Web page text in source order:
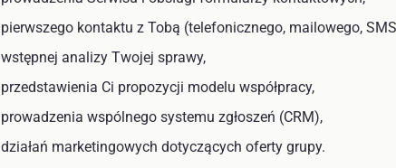
pierwszego kontaktu z Tobą (telefonicznego, mailowego,
wstępnej analizy Twojej sprawy,
przedstawienia Ci propozycji modelu współpracy,
prowadzenia wspólnego systemu zgłoszeń (CRM),
działań marketingowych dotyczących oferty grupy.